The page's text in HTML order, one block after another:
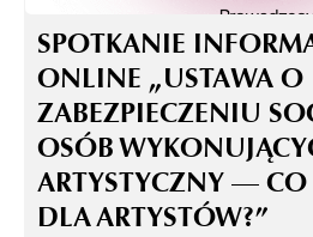
SPOTKANIE
ONLINE „USTAWA O
ZABEZPIECZENIU
OSÓB
ARTYSTYCZNY —
DLA ARTYSTÓW?”